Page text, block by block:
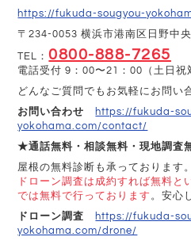
https://fukuda-sougyou-
〒234-0053 横浜市港南区日野中
TEL：0800-888-7265
電話受付 9：00〜21：00（土日祝
どんなご質問でもお気軽にお問い
お問い合わせ
https://fukuda-
yokohama.com/contact/
★通話無料・相談無料・現地調査
屋根の無料診断も承っております。
ドローン調査は成約すれば無料と
では無料で行っております 。安心
ドローン調査
https://fukuda-
yokohama.com/drone/